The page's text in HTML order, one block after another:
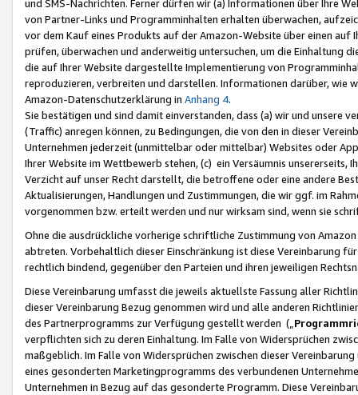
und SMS-Nachrichten. Ferner dürfen wir (a) Informationen über Ihre
von Partner-Links und Programminhalten erhalten überwachen,
vor dem Kauf eines Produkts auf der Amazon-Website über einen
prüfen, überwachen und anderweitig untersuchen, um die Einhaltung
die auf Ihrer Website dargestellte Implementierung von
reproduzieren, verbreiten und darstellen. Informationen darüber, wie
Amazon-Datenschutzerklärung in Anhang 4.
Sie bestätigen und sind damit einverstanden, dass (a) wir und
(Traffic) anregen können, zu Bedingungen, die von den in dieser
Unternehmen jederzeit (unmittelbar oder mittelbar) Websites oder
Ihrer Website im Wettbewerb stehen, (c) ein Versäumnis unsererseits,
Verzicht auf unser Recht darstellt, die betroffene oder eine andere
Aktualisierungen, Handlungen und Zustimmungen, die wir ggf. im
vorgenommen bzw. erteilt werden und nur wirksam sind, wenn sie
Ohne die ausdrückliche vorherige schriftliche Zustimmung von
abtreten. Vorbehaltlich dieser Einschränkung ist diese Vereinbarung
rechtlich bindend, gegenüber den Parteien und ihren jeweiligen
Diese Vereinbarung umfasst die jeweils aktuellste Fassung aller
dieser Vereinbarung Bezug genommen wird und alle anderen
des Partnerprogramms zur Verfügung gestellt werden („
verpflichten sich zu deren Einhaltung. Im Falle von Widersprüchen
maßgeblich. Im Falle von Widersprüchen zwischen dieser
eines gesonderten Marketingprogramms des verbundenen
Unternehmen in Bezug auf das gesonderte Programm. Diese